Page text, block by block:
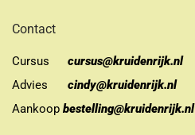
Contact
Cursus
cursus@kruidenrijk.nl
Advies
cindy@kruidenrijk.nl
Aankoop bestelling@kruidenrijk.nl